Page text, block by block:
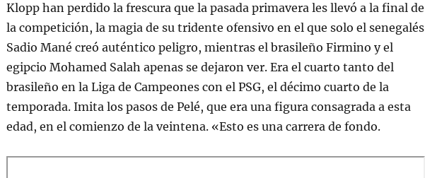
Klopp han perdido la frescura que la pasada primavera les llevó a la final de
la competición, la magia de su tridente ofensivo en el que solo el senegalés
Sadio Mané creó auténtico peligro, mientras el brasileño Firmino y el
egipcio Mohamed Salah apenas se dejaron ver. Era el cuarto tanto del
brasileño en la Liga de Campeones con el PSG, el décimo cuarto de la
temporada. Imita los pasos de Pelé, que era una figura consagrada a esta
edad, en el comienzo de la veintena. «Esto es una carrera de fondo.